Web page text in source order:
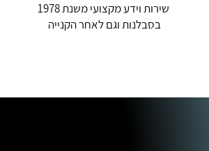
שירות וידע מקצועי משנת 1978
בסבלנות וגם לאחר הקנייה